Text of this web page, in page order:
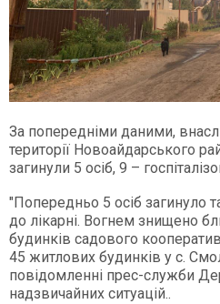
За попередніми даними,
території Новоайдарського
загинули 5 осіб, 9 –
"Попередньо 5 осіб загинуло
до лікарні. Вогнем знищено
будинків садового
45 житлових будинків у с.
повідомленні прес-служби
надзвичайних ситуацій..